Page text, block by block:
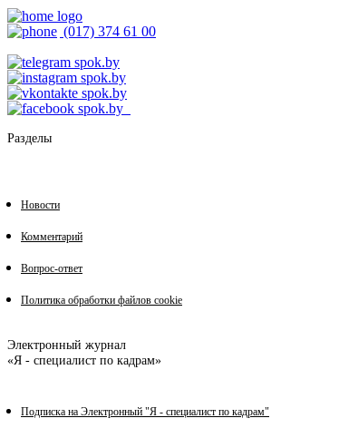
(017) 374 61 00
Разделы
Новости
Комментарий
Вопрос-ответ
Политика обработки файлов cookie
Электронный журнал
«Я - специалист по кадрам»
Подписка на Электронный "Я - специалист по кадрам"